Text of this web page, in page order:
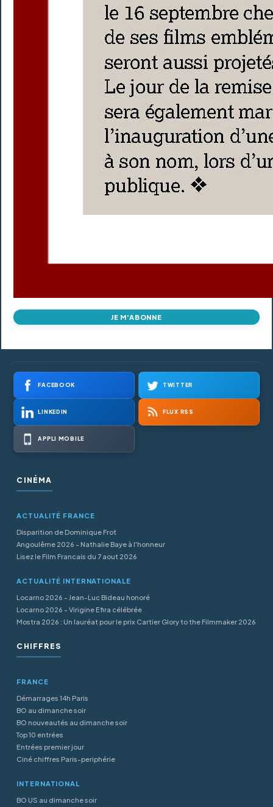
JE M'ABONNE
FACEBOOK TWITTER
LINKEDIN FLUX RSS
APPLI MOBILE
CINÉMA
ACTUALITÉ FRANCE
Disparition de Dominique Frot
Angoulême 2026 - Nathalie Baye à l'honneur
Lisez le Film Francais du 7 aout 2026
ACTUALITÉ INTERNATIONALE
Locarno 2026 - Jean-Luc Bideau honoré
Locarno 2026 - Virigine Efira célébrée
Mostra 2026 : Un lauréat pour le prix Cartier Glory to the Filmmaker 2026
CHIFFRES
FRANCE
Démarrages 14h Paris
BO au dimanche soir
BO nouveautés au dimanche soir
Top 10 entrées
Entrées premier jour
Ciné chiffres Paris-periphérie
INTERNATIONAL
BO US au dimanche soir